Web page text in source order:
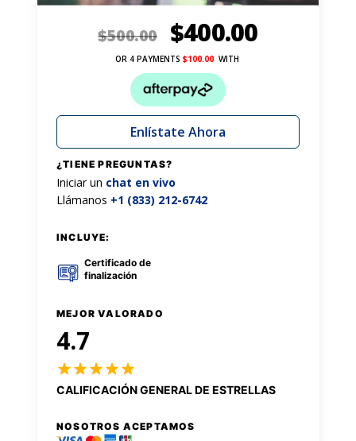
$500.00 $400.00
OR 4 PAYMENTS $100.00WITH
Enlístate Ahora
¿TIENE PREGUNTAS?
Iniciar un chat en vivo
Llámanos +1 (833) 212-6742
INCLUYE:
Certificado de
finalización
MEJOR VALORADO
4.7
CALIFICACIÓN GENERAL DE ESTRELLAS
NOSOTROS ACEPTAMOS